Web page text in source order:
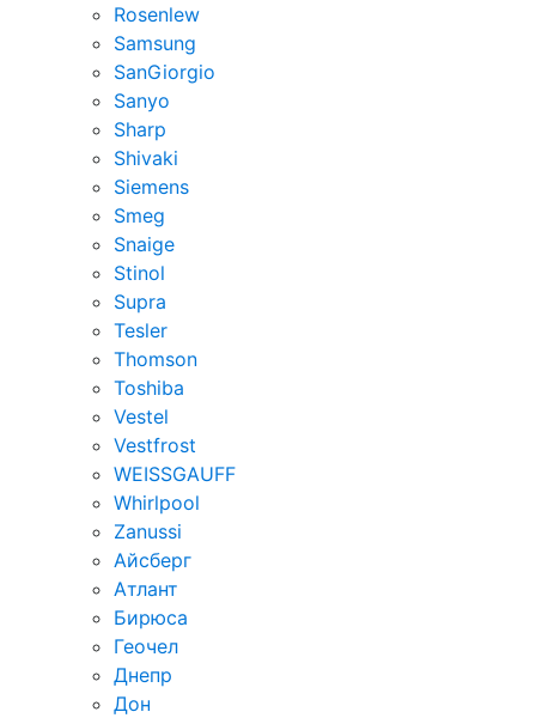
Rosenlew
Samsung
SanGiorgio
Sanyo
Sharp
Shivaki
Siemens
Smeg
Snaige
Stinol
Supra
Tesler
Thomson
Toshiba
Vestel
Vestfrost
WEISSGAUFF
Whirlpool
Zanussi
Айсберг
Атлант
Бирюса
Геочел
Днепр
Дон